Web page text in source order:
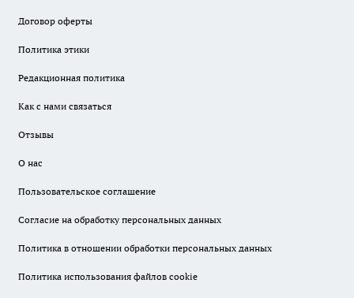
Договор оферты
Политика этики
Редакционная политика
Как с нами связаться
Отзывы
О нас
Пользовательское соглашение
Согласие на обработку персональных данных
Политика в отношении обработки персональных данных
Политика использования файлов cookie